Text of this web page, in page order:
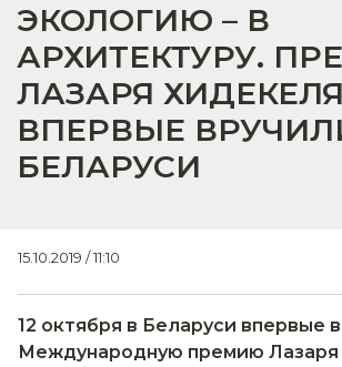
ЭКОЛОГИЮ – В
АРХИТЕКТУРУ.
ЛАЗАРЯ ХИДЕКЕЛЯ
ВПЕРВЫЕ
БЕЛАРУСИ
15.10.2019 / 11:10
12 октября в Беларуси впервые
Международную премию Лазаря